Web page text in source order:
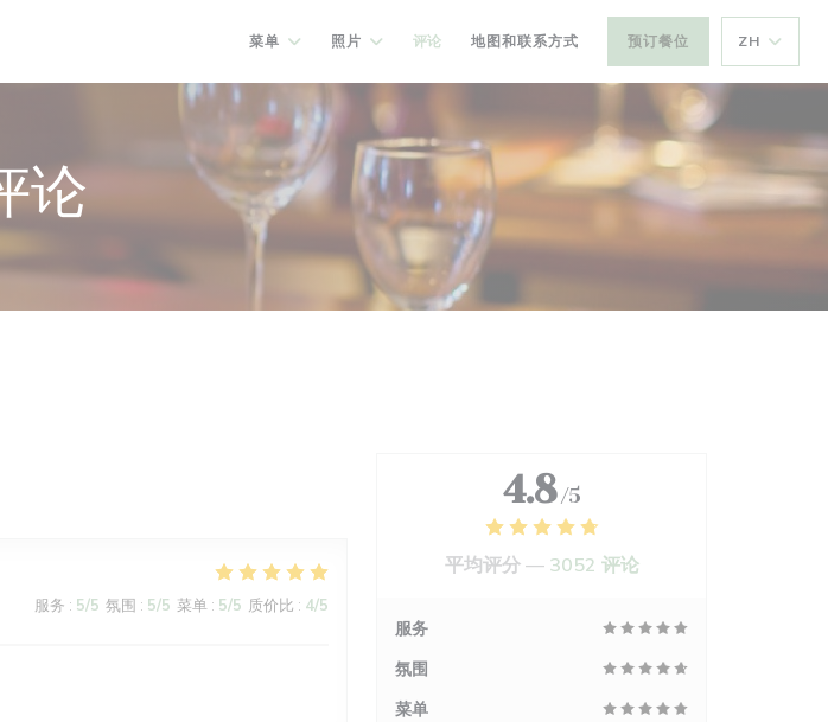
菜单 照片 评论 地图和联系方式 预订餐位 ZH
论
服务 : 5/5 氛围 : 5/5 菜单 : 5/5 质价比 : 4/5
4.8 /5
平均评分 — 3052 评论
服务
氛围
菜单